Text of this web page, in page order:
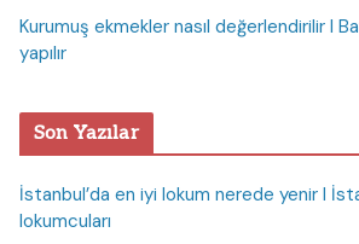
Kurumuş ekmekler nasıl değerlendirilir I
yapılır
Son Yazılar
İstanbul’da en iyi lokum nerede yenir I
lokumcuları